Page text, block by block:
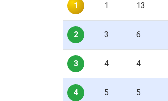
1 1 13
2 3 6
3 4 4
4 5 5